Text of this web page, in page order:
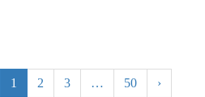
1 2 3 … 50 ›